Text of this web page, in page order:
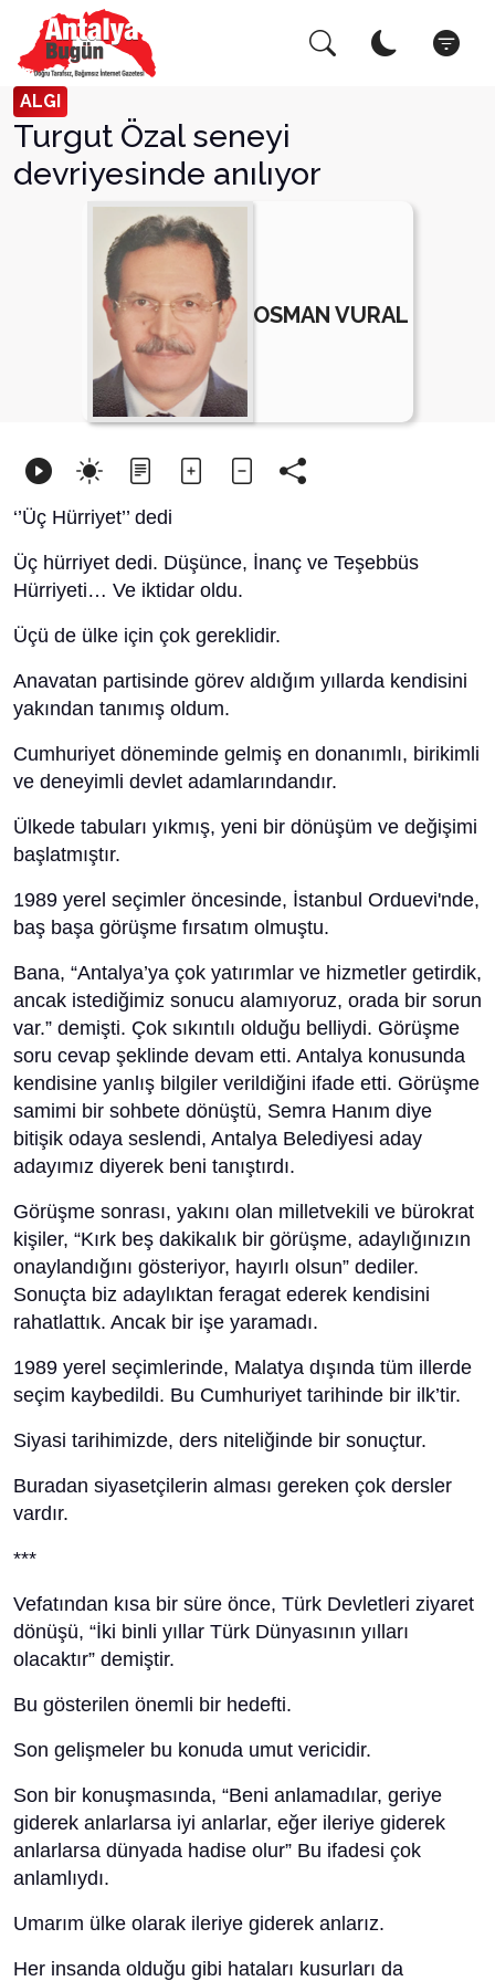
ALGI
Turgut Özal seneyi
devriyesinde anılıyor
OSMAN VURAL
‘’Üç Hürriyet’’ dedi
Üç hürriyet dedi. Düşünce, İnanç ve Teşebbüs
Hürriyeti… Ve iktidar oldu.
Üçü de ülke için çok gereklidir.
Anavatan partisinde görev aldığım yıllarda kendisini
yakından tanımış oldum.
Cumhuriyet döneminde gelmiş en donanımlı, birikimli
ve deneyimli devlet adamlarındandır.
Ülkede tabuları yıkmış, yeni bir dönüşüm ve değişimi
başlatmıştır.
1989 yerel seçimler öncesinde, İstanbul Orduevi'nde,
baş başa görüşme fırsatım olmuştu.
Bana, “Antalya’ya çok yatırımlar ve hizmetler getirdik,
ancak istediğimiz sonucu alamıyoruz, orada bir sorun
var.” demişti. Çok sıkıntılı olduğu belliydi. Görüşme
soru cevap şeklinde devam etti. Antalya konusunda
kendisine yanlış bilgiler verildiğini ifade etti. Görüşme
samimi bir sohbete dönüştü, Semra Hanım diye
bitişik odaya seslendi, Antalya Belediyesi aday
adayımız diyerek beni tanıştırdı.
Görüşme sonrası, yakını olan milletvekili ve bürokrat
kişiler, “Kırk beş dakikalık bir görüşme, adaylığınızın
onaylandığını gösteriyor, hayırlı olsun” dediler.
Sonuçta biz adaylıktan feragat ederek kendisini
rahatlattık. Ancak bir işe yaramadı.
1989 yerel seçimlerinde, Malatya dışında tüm illerde
seçim kaybedildi. Bu Cumhuriyet tarihinde bir ilk’tir.
Siyasi tarihimizde, ders niteliğinde bir sonuçtur.
Buradan siyasetçilerin alması gereken çok dersler
vardır.
***
Vefatından kısa bir süre önce, Türk Devletleri ziyaret
dönüşü, “İki binli yıllar Türk Dünyasının yılları
olacaktır” demiştir.
Bu gösterilen önemli bir hedefti.
Son gelişmeler bu konuda umut vericidir.
Son bir konuşmasında, “Beni anlamadılar, geriye
giderek anlarlarsa iyi anlarlar, eğer ileriye giderek
anlarlarsa dünyada hadise olur” Bu ifadesi çok
anlamlıydı.
Umarım ülke olarak ileriye giderek anlarız.
Her insanda olduğu gibi hataları kusurları da
Arama Yap! Kapat